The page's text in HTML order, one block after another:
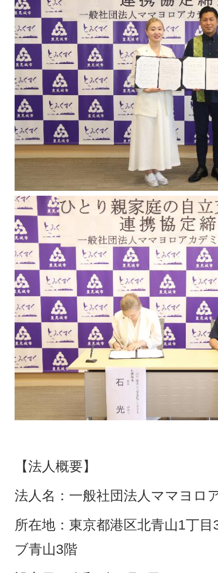
【法人概要】
法人名：一般社団法人ママヨロ
所在地：東京都港区北青山1丁
ブ青山3階